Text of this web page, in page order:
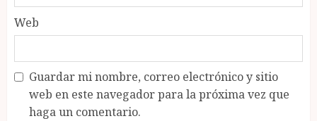
Web
Guardar mi nombre, correo electrónico y sitio
web en este navegador para la próxima vez que
haga un comentario.